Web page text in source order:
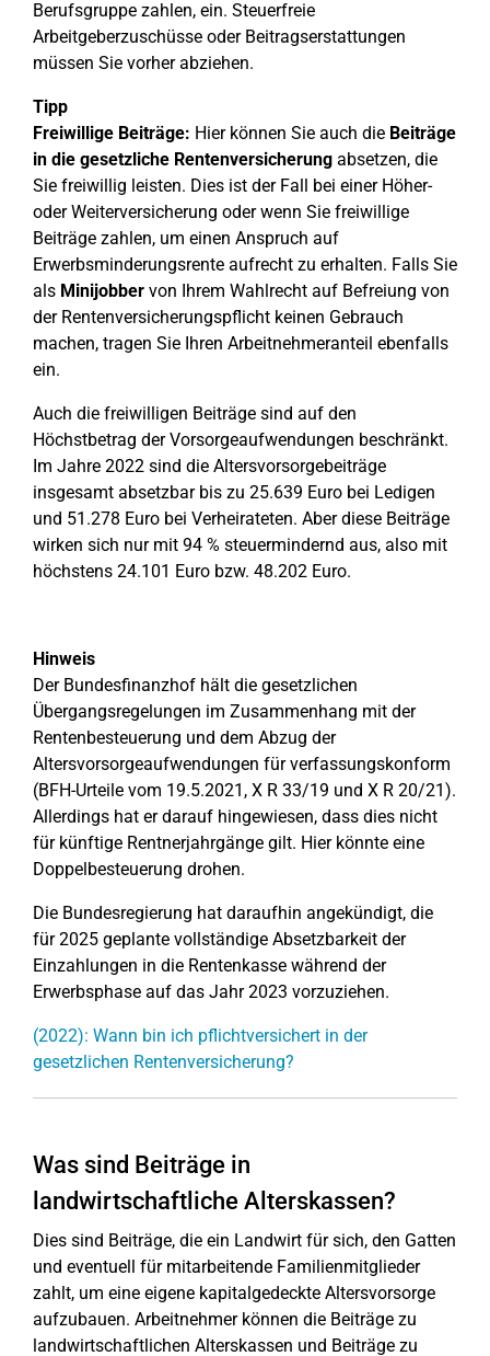
Berufsgruppe zahlen, ein. Steuerfreie
Arbeitgeberzuschüsse oder Beitragserstattungen
müssen Sie vorher abziehen.
Tipp
Freiwillige Beiträge: Hier können Sie auch die Beiträge
in die gesetzliche Rentenversicherung absetzen, die
Sie freiwillig leisten. Dies ist der Fall bei einer Höher-
oder Weiterversicherung oder wenn Sie freiwillige
Beiträge zahlen, um einen Anspruch auf
Erwerbsminderungsrente aufrecht zu erhalten. Falls Sie
als Minijobber von Ihrem Wahlrecht auf Befreiung von
der Rentenversicherungspflicht keinen Gebrauch
machen, tragen Sie Ihren Arbeitnehmeranteil ebenfalls
ein.
Auch die freiwilligen Beiträge sind auf den
Höchstbetrag der Vorsorgeaufwendungen beschränkt.
Im Jahre 2022 sind die Altersvorsorgebeiträge
insgesamt absetzbar bis zu 25.639 Euro bei Ledigen
und 51.278 Euro bei Verheirateten. Aber diese Beiträge
wirken sich nur mit 94 % steuermindernd aus, also mit
höchstens 24.101 Euro bzw. 48.202 Euro.
Hinweis
Der Bundesfinanzhof hält die gesetzlichen
Übergangsregelungen im Zusammenhang mit der
Rentenbesteuerung und dem Abzug der
Altersvorsorgeaufwendungen für verfassungskonform
(BFH-Urteile vom 19.5.2021, X R 33/19 und X R 20/21).
Allerdings hat er darauf hingewiesen, dass dies nicht
für künftige Rentnerjahrgänge gilt. Hier könnte eine
Doppelbesteuerung drohen.
Die Bundesregierung hat daraufhin angekündigt, die
für 2025 geplante vollständige Absetzbarkeit der
Einzahlungen in die Rentenkasse während der
Erwerbsphase auf das Jahr 2023 vorzuziehen.
(2022): Wann bin ich pflichtversichert in der
gesetzlichen Rentenversicherung?
Was sind Beiträge in
landwirtschaftliche Alterskassen?
Dies sind Beiträge, die ein Landwirt für sich, den Gatten
und eventuell für mitarbeitende Familienmitglieder
zahlt, um eine eigene kapitalgedeckte Altersvorsorge
aufzubauen. Arbeitnehmer können die Beiträge zu
landwirtschaftlichen Alterskassen und Beiträge zu